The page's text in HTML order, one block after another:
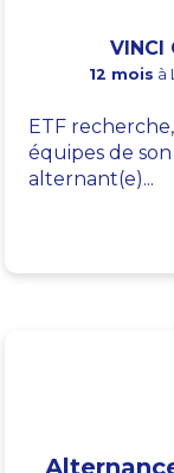
12 mois à
ETF
équipes de
alternant(e)...